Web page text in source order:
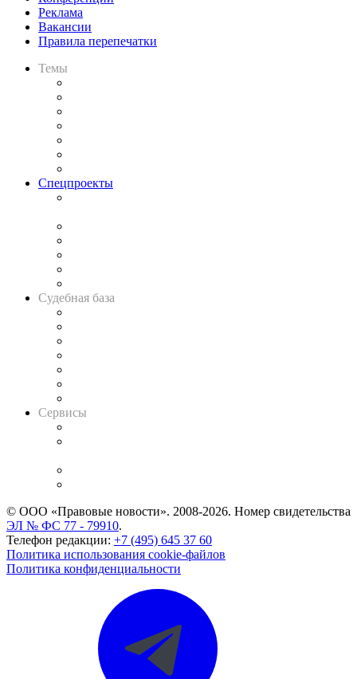
Реклама
Вакансии
Правила перепечатки
Темы
Спецпроекты
Судебная база
Сервисы
© ООО «Правовые новости». 2008-2026. Номер свидетельства
ЭЛ № ФС 77 - 79910.
Телефон редакции: +7 (495) 645 37 60
Политика использования cookie-файлов
Политика конфиденциальности